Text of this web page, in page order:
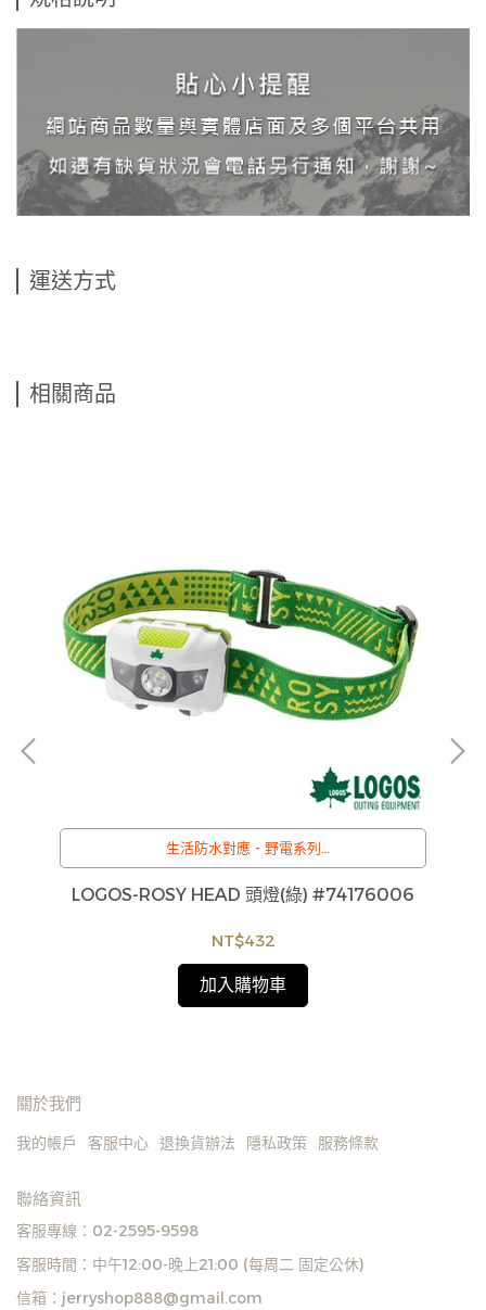
運送方式
相關商品
生活防水對應 - 野電系列
/
訂購注意事項 :
情形，客服人員將立即與您聯繫交期或更換商品，如
無法出貨，本公司將有權取消訂單，造成不便尚請見
諒。如遇庫存不足無法下單，亦歡迎洽詢客服。
LOGOS-ROSY HEAD 頭燈(綠) #74176006
NT$432
加入購物車
關於我們
我的帳戶 客服中心 退換貨辦法 隱私政策 服務條款
聯絡資訊
客服專線：02-2595-9598
客服時間：中午12:00-晚上21:00 (每周二 固定公休)
信箱：jerryshop888@gmail.com